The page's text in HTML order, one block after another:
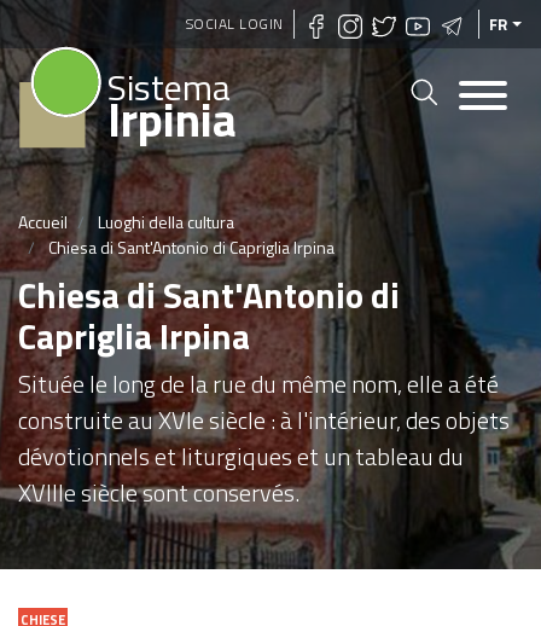
Aller
au
contenu
principal
SOCIAL LOGIN FR
Sistema
Irpinia
Accueil
Luoghi della cultura
Chiesa di Sant'Antonio di Capriglia Irpina
Chiesa di Sant'Antonio di
Capriglia Irpina
Située le long de la rue du même nom, elle a été
construite au XVIe siècle : à l'intérieur, des objets
dévotionnels et liturgiques et un tableau du
XVIIIe siècle sont conservés.
CHIESE